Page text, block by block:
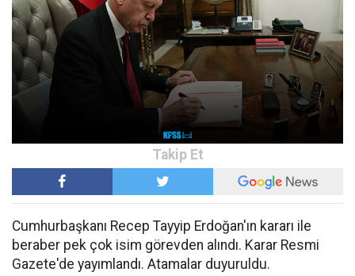
Cumhurbaşkanı Recep Tayyip Erdoğan'ın kararı ile
beraber pek çok isim görevden alındı. Karar Resmi
Gazete'de yayımlandı. Atamalar duyuruldu.